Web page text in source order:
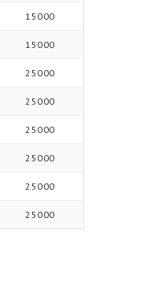
15000
15000
25000
25000
25000
25000
25000
25000